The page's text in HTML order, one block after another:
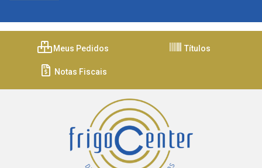
Meus Pedidos Títulos
Notas Fiscais